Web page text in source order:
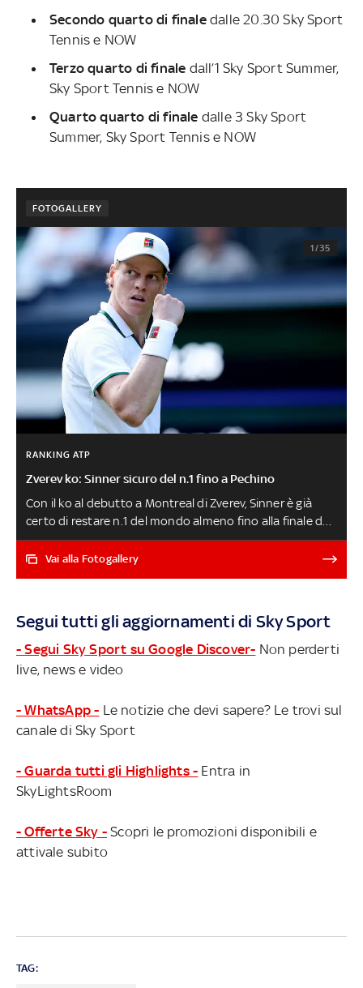
Secondo quarto di finaledalle 20.30 Sky Sport
Tennis e NOW
Terzo quarto di finale dall’1 Sky Sport Summer,
Sky Sport Tennis e NOW
Quarto quarto di finale dalle 3 Sky Sport
Summer, Sky Sport Tennis e NOW
FOTOGALLERY
1/35
RANKING ATP
Zverev ko: Sinner sicuro del n.1 fino a Pechino
Con il ko al debutto a Montreal di Zverev, Sinner è già
certo di restare n.1 del mondo almeno fino alla finale del
torneo di Pechino a inizio ottobre. Il forfait di Alcaraz a
Cincinnati è pesante anche in termini di classifica, con lo
posto (best ranking), ma superato qualche ora più tardi
da Fritz
Vai alla Fotogallery
Segui tutti gli aggiornamenti di Sky Sport
- Segui Sky Sport su Google Discover- Non perderti
live, news e video
- WhatsApp - Le notizie che devi sapere? Le trovi sul
canale di Sky Sport
- Guarda tutti gli Highlights - Entra in
SkyLightsRoom
- Offerte Sky - Scopri le promozioni disponibili e
attivale subito
TAG: